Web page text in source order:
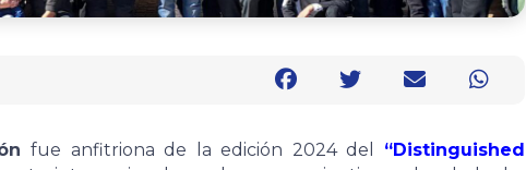
fue anfitriona de la edición 2024 del “Distinguished